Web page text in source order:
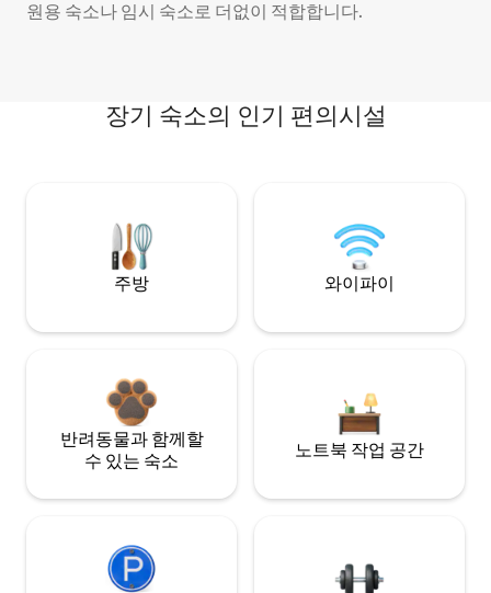
원용 숙소나 임시 숙소로 더없이 적합합니다.
장기 숙소의 인기 편의시설
주방 와이파이
반려동물과 함께할
수 있는 숙소
노트북 작업 공간